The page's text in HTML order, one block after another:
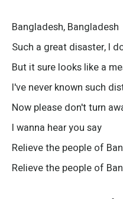
Bangladesh, Bangladesh
Such a great disaster, I
But it sure looks like a
Now please don't turn
I wanna hear you say
Relieve the people of